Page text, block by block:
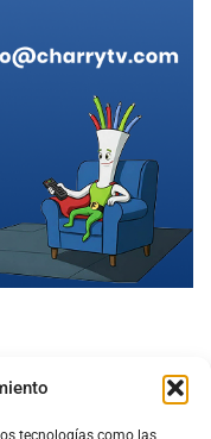
tecnologías como las